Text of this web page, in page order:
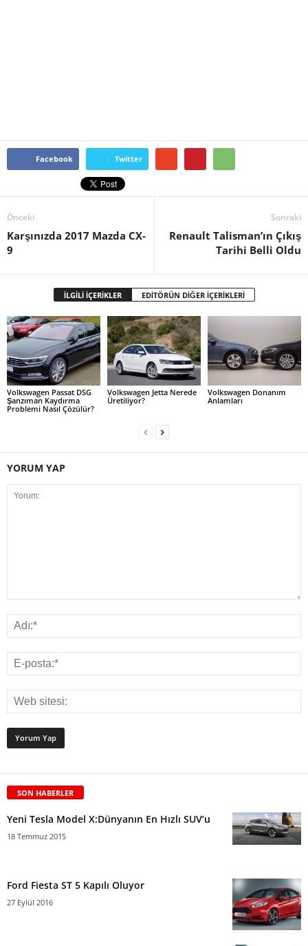
Facebook Twitter
Önceki
Karşınızda 2017 Mazda CX-
9
Sonraki
Renault Talisman’ın Çıkış
Tarihi Belli Oldu
İLGİLİ İÇERİKLER EDİTÖRÜN DİĞER İÇERİKLERİ
Volkswagen Passat DSG
Şanzıman Kaydırma
Problemi Nasıl Çözülür?
Volkswagen Jetta Nerede
Üretiliyor?
Volkswagen Donanım
Anlamları
YORUM YAP
SON HABERLER
Yeni Tesla Model X:Dünyanın En Hızlı SUV’u
18 Temmuz 2015
Ford Fiesta ST 5 Kapılı Oluyor
27 Eylül 2016